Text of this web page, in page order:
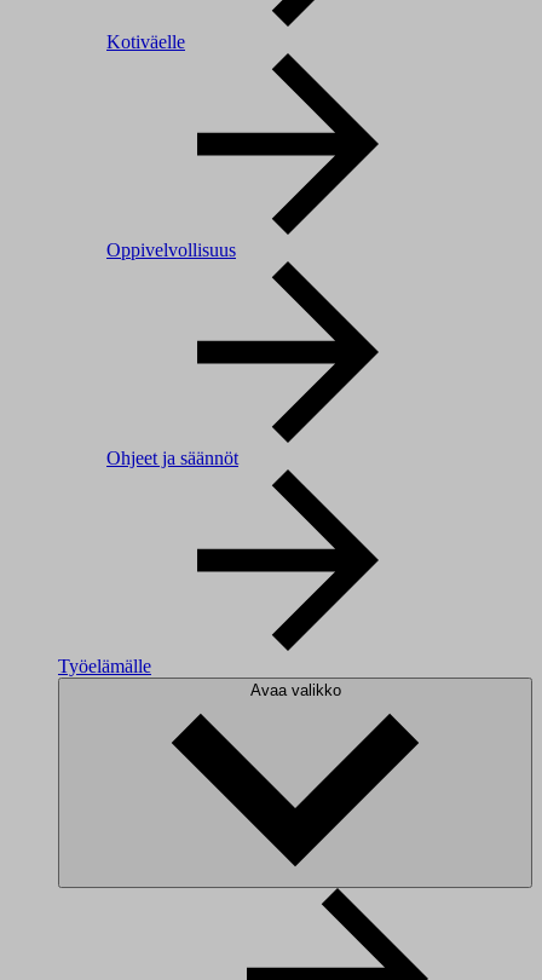
Kotiväelle
Oppivelvollisuus
Ohjeet ja säännöt
Työelämälle
Avaa valikko